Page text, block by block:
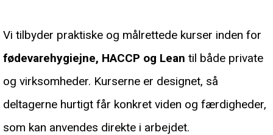
Vi tilbyder praktiske og målrettede kurser inden for
fødevarehygiejne, HACCP og Lean til både private
og virksomheder. Kurserne er designet, så
deltagerne hurtigt får konkret viden og færdigheder,
som kan anvendes direkte i arbejdet.